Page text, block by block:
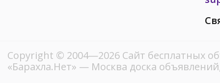
Copyright © 2004—2026 Сайт бесплатных
«Барахла.Нет» — Москва доска